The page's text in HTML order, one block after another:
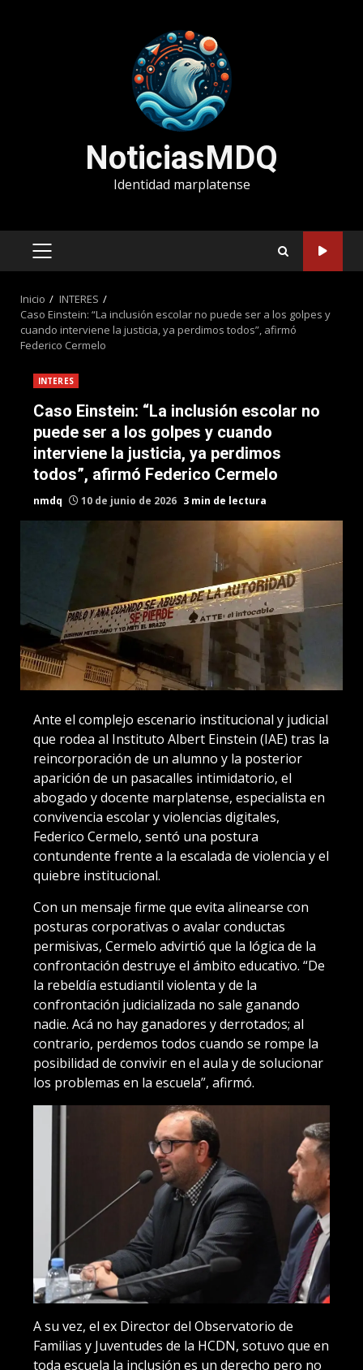
NoticiasMDQ
Identidad marplatense
MENÚ
Inicio
INTERES
Caso Einstein: “La inclusión escolar no puede ser a los golpes y
cuando interviene la justicia, ya perdimos todos”, afirmó
Federico Cermelo
INTERES
Caso Einstein: “La inclusión escolar no
puede ser a los golpes y cuando
interviene la justicia, ya perdimos
todos”, afirmó Federico Cermelo
nmdq 10 de junio de 2026 3 min de lectura
Ante el complejo escenario institucional y judicial
que rodea al Instituto Albert Einstein (IAE) tras la
reincorporación de un alumno y la posterior
aparición de un pasacalles intimidatorio, el
abogado y docente marplatense, especialista en
convivencia escolar y violencias digitales,
Federico Cermelo, sentó una postura
contundente frente a la escalada de violencia y el
quiebre institucional.
Con un mensaje firme que evita alinearse con
posturas corporativas o avalar conductas
permisivas, Cermelo advirtió que la lógica de la
confrontación destruye el ámbito educativo. “De
la rebeldía estudiantil violenta y de la
confrontación judicializada no sale ganando
nadie. Acá no hay ganadores y derrotados; al
contrario, perdemos todos cuando se rompe la
posibilidad de convivir en el aula y de solucionar
los problemas en la escuela”, afirmó.
A su vez, el ex Director del Observatorio de
Familias y Juventudes de la HCDN, sotuvo que en
toda escuela la inclusión es un derecho pero no